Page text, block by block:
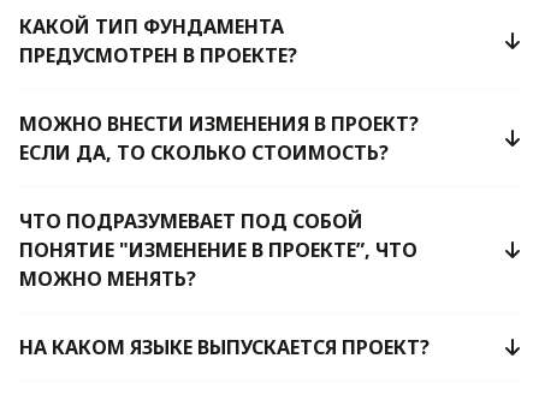
КАКОЙ ТИП ФУНДАМЕНТА
ПРЕДУСМОТРЕН В ПРОЕКТЕ?
МОЖНО ВНЕСТИ ИЗМЕНЕНИЯ В ПРОЕКТ?
ЕСЛИ ДА, ТО СКОЛЬКО СТОИМОСТЬ?
ЧТО ПОДРАЗУМЕВАЕТ ПОД СОБОЙ
ПОНЯТИЕ "ИЗМЕНЕНИЕ В ПРОЕКТЕ”, ЧТО
МОЖНО МЕНЯТЬ?
НА КАКОМ ЯЗЫКЕ ВЫПУСКАЕТСЯ ПРОЕКТ?